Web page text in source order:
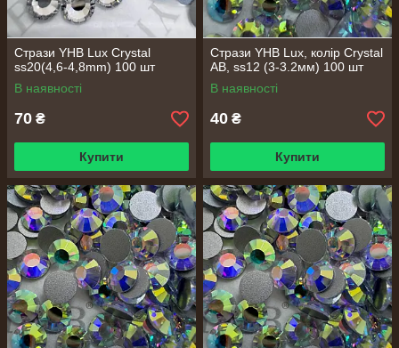
Стрази YHB Lux Crystal
ss20(4,6-4,8mm) 100 шт
В наявності
70 ₴
Купити
Стрази YHB Lux, колір Crystal
AB, ss12 (3-3.2мм) 100 шт
В наявності
40 ₴
Купити